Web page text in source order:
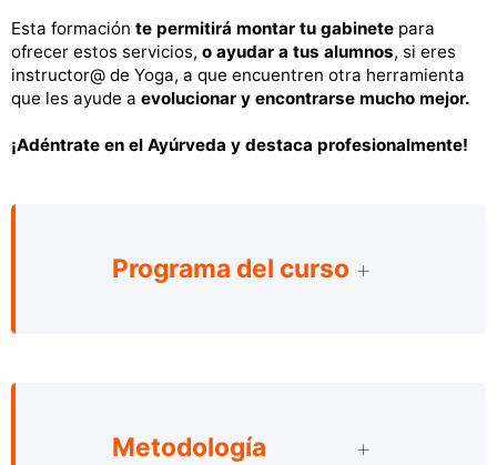
Esta formación te permitirá montar tu gabinete para
ofrecer estos servicios, o ayudar a tus alumnos, si eres
instructor@ de Yoga, a que encuentren otra herramienta
que les ayude a evolucionar y encontrarse mucho mejor.
¡Adéntrate en el Ayúrveda y destaca profesionalmente!
Programa del curso
Metodología